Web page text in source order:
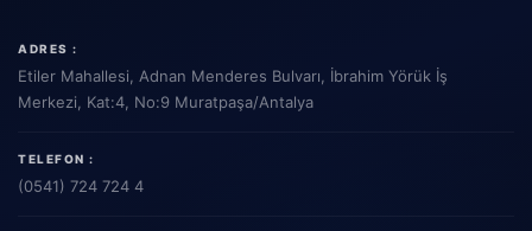
ADRES :
Etiler Mahallesi, Adnan Menderes Bulvarı, İbrahim Yörük İş
Merkezi, Kat:4, No:9 Muratpaşa/Antalya
TELEFON :
(0541) 724 724 4